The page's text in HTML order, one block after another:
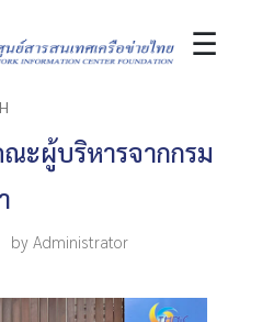
☰
ะผู้บริหารจากกรม
by Administrator